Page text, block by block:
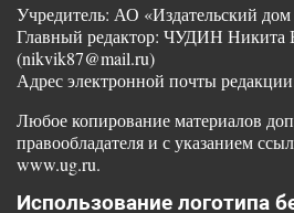
Учредитель: АО «Издательский дом
Главный редактор: ЧУДИН Никита
(nikvik87@mail.ru)
Адрес электронной почты
Любое копирование материалов
правообладателя и с указанием
www.ug.ru.
Использование логотипа